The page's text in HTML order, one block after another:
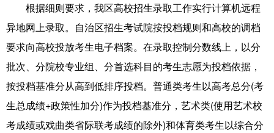
根据细则要求，我区高校招生录取工作实行计算机远程
异地网上录取。自治区招生考试院按投档规则和高校的调档
要求向高校投放考生电子档案。在录取控制分数线上，以分
批次、分院校专业组、分首选科目的考生志愿为投档依据，
按投档基准分从高到低排序投档。普通类考生以高考总分(考
生总成绩+政策性加分)作为投档基准分，艺术类(使用艺术校
考成绩或戏曲类省际联考成绩的除外)和体育类考生以综合分